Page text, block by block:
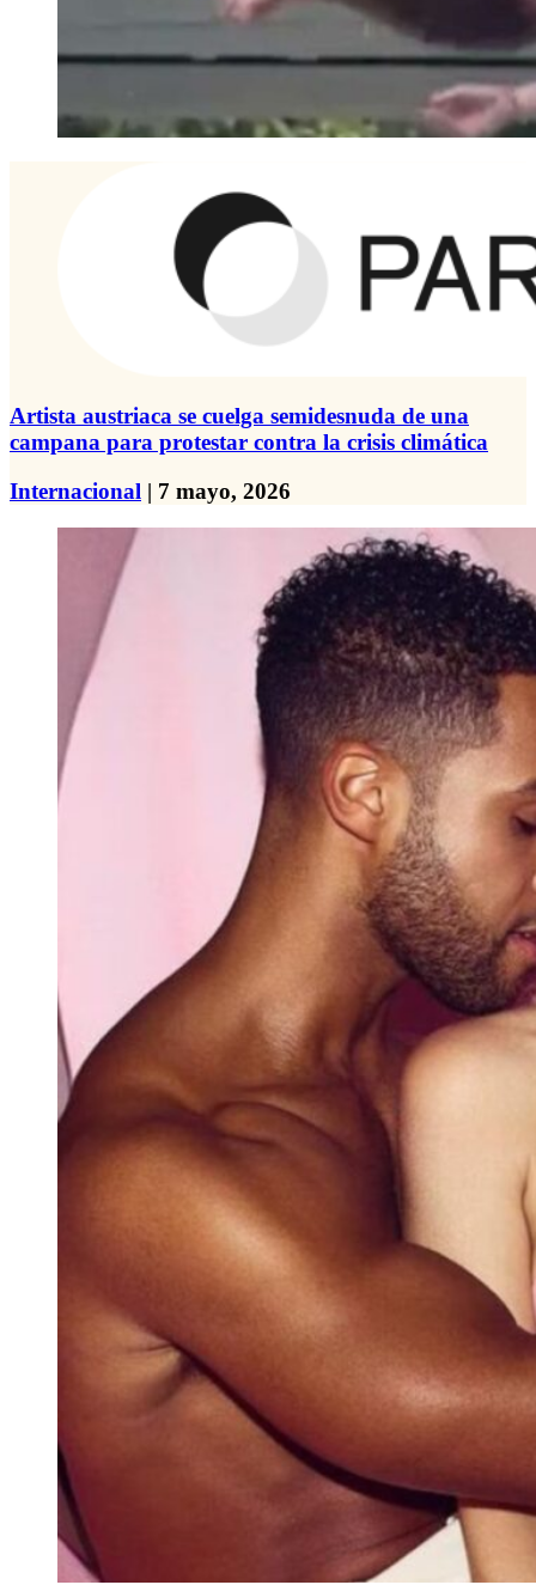
Artista austriaca se cuelga semidesnuda de una
campana para protestar contra la crisis climática
Internacional | 7 mayo, 2026